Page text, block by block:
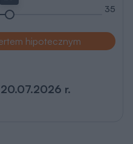
35
hipotecznym
r.